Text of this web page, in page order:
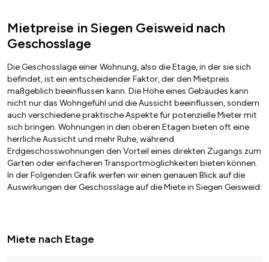
Mietpreise in Siegen Geisweid nach
Geschosslage
Die Geschosslage einer Wohnung, also die Etage, in der sie sich
befindet, ist ein entscheidender Faktor, der den Mietpreis
maßgeblich beeinflussen kann. Die Höhe eines Gebäudes kann
nicht nur das Wohngefühl und die Aussicht beeinflussen, sondern
auch verschiedene praktische Aspekte für potenzielle Mieter mit
sich bringen. Wohnungen in den oberen Etagen bieten oft eine
herrliche Aussicht und mehr Ruhe, während
Erdgeschosswohnungen den Vorteil eines direkten Zugangs zum
Garten oder einfacheren Transportmöglichkeiten bieten können.
In der Folgenden Grafik werfen wir einen genauen Blick auf die
Auswirkungen der Geschosslage auf die Miete in Siegen Geisweid:
Miete nach Etage